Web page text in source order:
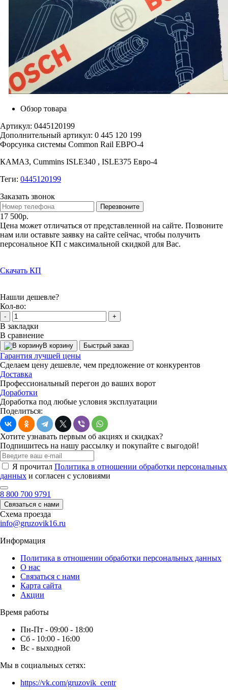
Обзор товара
Артикул: 0445120199
Дополнительный артикул: 0 445 120 199
Форсунка системы Common Rail ЕВРО-4
КАМАЗ, Cummins ISLE340 , ISLE375 Евро-4
Теги: 0445120199
Заказать звонок
Перезвоните
17 500р.
Цена может отличаться от представленной на сайте. Позвоните
нам или оставьте заявку на сайте сейчас, чтобы получить
персональное КП с максимальной скидкой для Вас.
Скачать КП
Нашли дешевле?
Кол-во:
- +
В закладки
В сравнение
В корзину Быстрый заказ
Гарантия лучшей цены
Сделаем цену дешевле, чем предложение от конкурентов
Доставка
Профессиональный перегон до ваших ворот
Доработки
Доработка под любые условия эксплуатации
Поделиться:
Хотите узнавать первым об акциях и скидках?
Подпишитесь на нашу рассылку и покупайте с выгодой!
Я прочитал Политика в отношении обработки персональных
данных и согласен с условиями
8 800 700 9791
Связаться с нами
Схема проезда
info@gruzovik16.ru
Информация
Политика в отношении обработки персональных данных
О нас
Связаться с нами
Карта сайта
Акции
Время работы
Пн-Пт - 09:00 - 18:00
Сб - 10:00 - 16:00
Вс - выходной
Мы в социальных сетях:
https://vk.com/gruzovik_centr